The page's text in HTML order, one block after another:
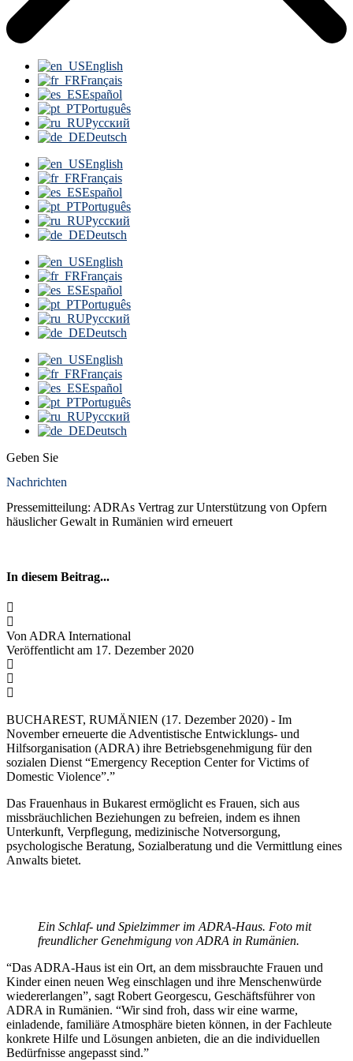
English
Français
Español
Português
Русский
Deutsch
English
Français
Español
Português
Русский
Deutsch
English
Français
Español
Português
Русский
Deutsch
English
Français
Español
Português
Русский
Deutsch
Geben Sie
Nachrichten
Pressemitteilung: ADRAs Vertrag zur Unterstützung von Opfern
häuslicher Gewalt in Rumänien wird erneuert
In diesem Beitrag...
Von ADRA International
Veröffentlicht am 17. Dezember 2020
BUCHAREST, RUMÄNIEN (17. Dezember 2020) - Im
November erneuerte die Adventistische Entwicklungs- und
Hilfsorganisation (ADRA) ihre Betriebsgenehmigung für den
sozialen Dienst “Emergency Reception Center for Victims of
Domestic Violence”.”
Das Frauenhaus in Bukarest ermöglicht es Frauen, sich aus
missbräuchlichen Beziehungen zu befreien, indem es ihnen
Unterkunft, Verpflegung, medizinische Notversorgung,
psychologische Beratung, Sozialberatung und die Vermittlung eines
Anwalts bietet.
Ein Schlaf- und Spielzimmer im ADRA-Haus. Foto mit
freundlicher Genehmigung von ADRA in Rumänien.
“Das ADRA-Haus ist ein Ort, an dem missbrauchte Frauen und
Kinder einen neuen Weg einschlagen und ihre Menschenwürde
wiedererlangen”, sagt Robert Georgescu, Geschäftsführer von
ADRA in Rumänien. “Wir sind froh, dass wir eine warme,
einladende, familiäre Atmosphäre bieten können, in der Fachleute
konkrete Hilfe und Lösungen anbieten, die an die individuellen
Bedürfnisse angepasst sind.”